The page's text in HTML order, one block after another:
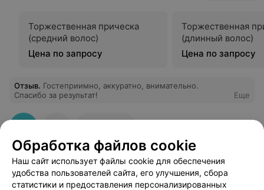
Торжественная прическа
(средний волос)
Цена по запросу
Торжественная
(длинный волос)
Цена по запросу
Отзыв. Гостеприимно, аккуратно, внимательно.
Спасибо за результат!
Еще
Обработка файлов cookie
Наш сайт использует файлы cookie для обеспечения
удобства пользователей сайта, его улучшения, сбора
статистики и предоставления персонализированных